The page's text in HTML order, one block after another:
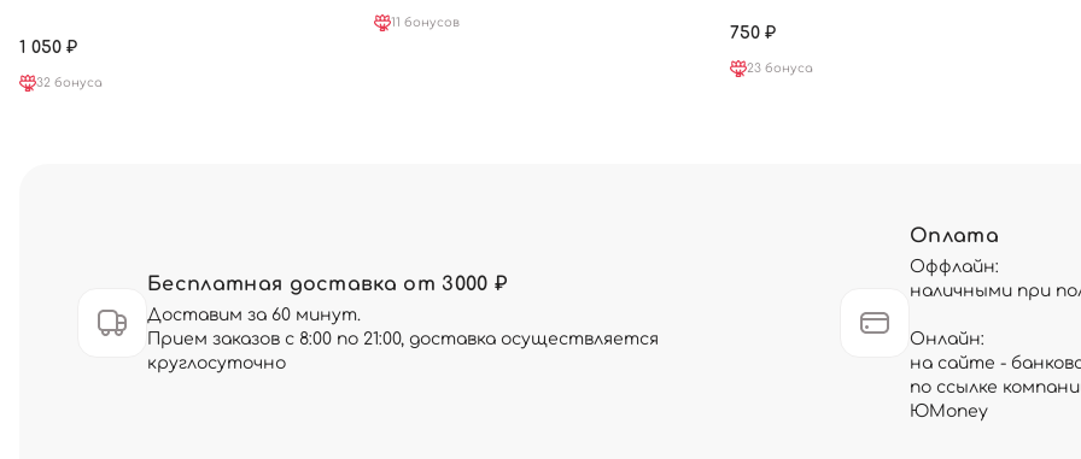
1 050 ₽
32 бонуса
11 бонусов
750 ₽
23 бонуса
Бесплатная доставка от 3000 ₽
Доставим за 60 минут.
Прием заказов с 8:00 по 21:00, доставка осуществляется
круглосуточно
Оплата
Оффлайн:
наличными при
Онлайн:
на сайте -
по ссылке
ЮMoney